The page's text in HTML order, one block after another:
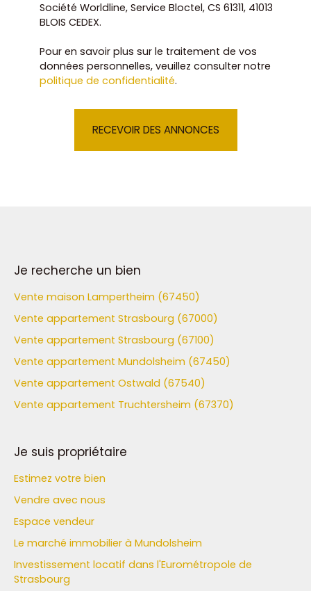
Société Worldline, Service Bloctel, CS 61311, 41013
BLOIS CEDEX.
Pour en savoir plus sur le traitement de vos
données personnelles, veuillez consulter notre
politique de confidentialité.
RECEVOIR DES ANNONCES
Je recherche un bien
Vente maison Lampertheim (67450)
Vente appartement Strasbourg (67000)
Vente appartement Strasbourg (67100)
Vente appartement Mundolsheim (67450)
Vente appartement Ostwald (67540)
Vente appartement Truchtersheim (67370)
Je suis propriétaire
Estimez votre bien
Vendre avec nous
Espace vendeur
Le marché immobilier à Mundolsheim
Investissement locatif dans l'Eurométropole de
Strasbourg